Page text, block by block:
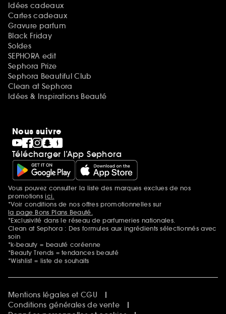
Idées cadeaux
Cartes cadeaux
Gravure parfum
Black Friday
Soldes
SEPHORA edit
Sephora Prize
Sephora Beautiful Club
Clean at Sephora
Idées & Inspirations Beauté
Nous suivre
Télécharger l’App Sephora
Mentions additionnelles
Vous pouvez consulter la liste des marques exclues de nos
promotionsici.
*Voir conditions de nos offres promotionnelles sur
la page Bons Plans Beauté.
*Exclusivité dans le réseau de parfumeries nationales.
Clean at Sephora : Des formules aux ingrédients sélectionnés avec
soin
*k-beauty = beauté coréenne
*Beauty Trends = tendances beauté
*Wishlist = liste de souhaits
Mentions légales et CGU
Conditions générales de vente